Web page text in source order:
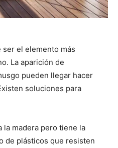
ser el elemento más
La aparición de
pueden llegar hacer
soluciones para
la madera pero tiene la
de plásticos que resisten